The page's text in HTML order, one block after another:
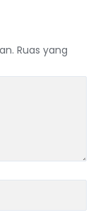
Ruas yang